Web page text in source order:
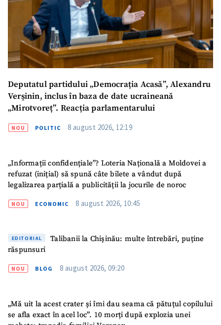
Deputatul partidului „Democrația Acasă”, Alexandru
Verșinin, inclus în baza de date ucraineană
„Mirotvoreț”. Reacția parlamentarului
NOU POLITIC 8 august 2026, 12:19
„Informații confidențiale”? Loteria Națională a Moldovei a
refuzat (inițial) să spună câte bilete a vândut după
legalizarea parțială a publicității la jocurile de noroc
NOU ECONOMIC 8 august 2026, 10:45
EDITORIAL
Talibanii la Chișinău: multe întrebări, puține
răspunsuri
NOU BLOG 8 august 2026, 09:20
„Mă uit la acest crater și îmi dau seama că pătuțul copilului
se afla exact în acel loc”. 10 morți după explozia unei
ȘTIREA MEA
Titlu știre
+ Adaugă titlu
Mesajul știrei
+ Mesajul știrei